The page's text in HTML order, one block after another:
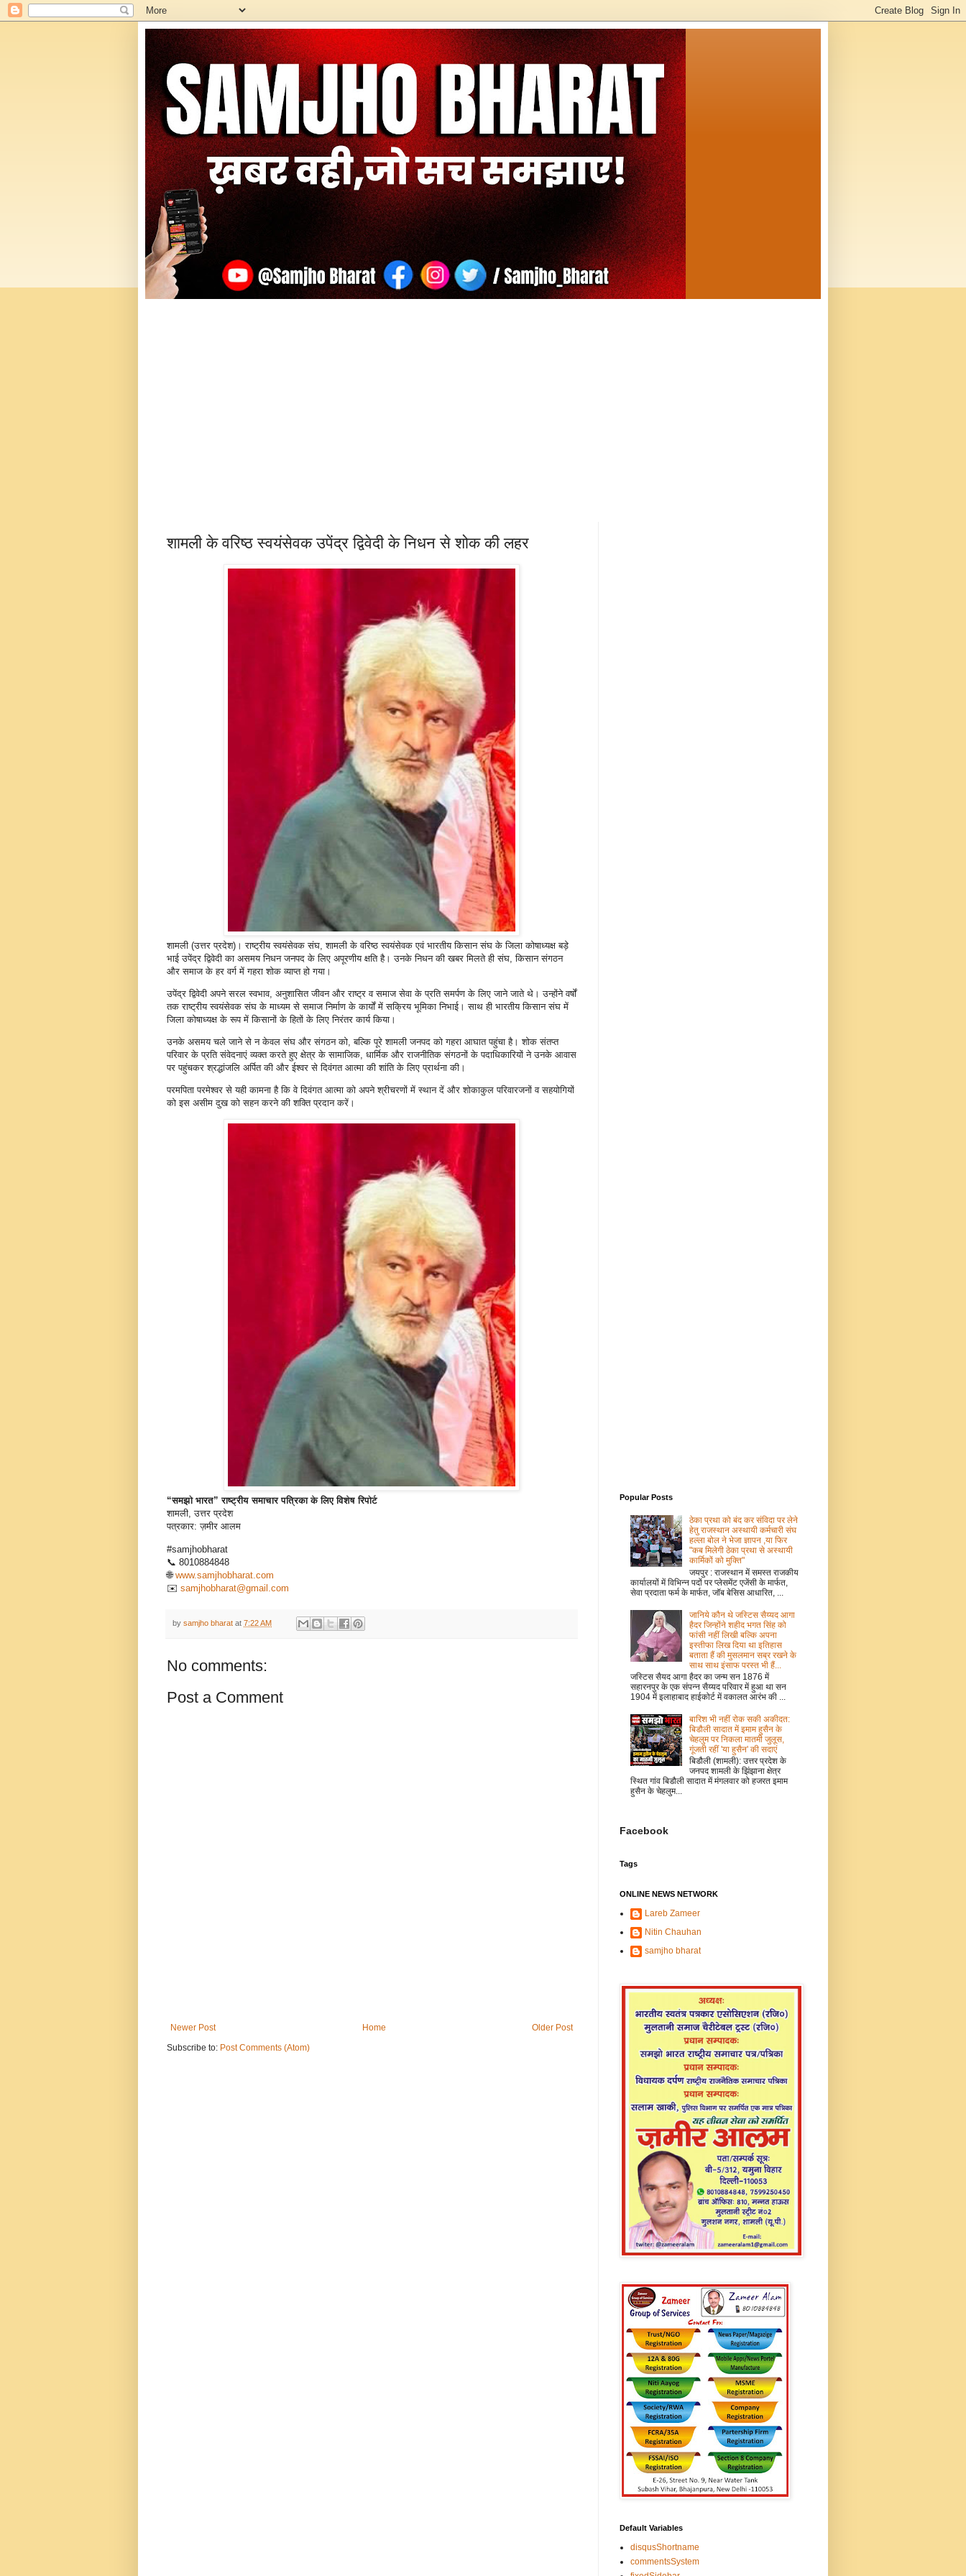
शामली के वरिष्ठ स्वयंसेवक उपेंद्र द्विवेदी के निधन से शोक की लहर
शामली (उत्तर प्रदेश)। राष्ट्रीय स्वयंसेवक संघ, शामली के वरिष्ठ स्वयंसेवक एवं भारतीय किसान संघ के जिला कोषाध्यक्ष बड़े
भाई उपेंद्र द्विवेदी का असमय निधन जनपद के लिए अपूरणीय क्षति है। उनके निधन की खबर मिलते ही संघ, किसान संगठन
और समाज के हर वर्ग में गहरा शोक व्याप्त हो गया।
उपेंद्र द्विवेदी अपने सरल स्वभाव, अनुशासित जीवन और राष्ट्र व समाज सेवा के प्रति समर्पण के लिए जाने जाते थे। उन्होंने वर्षों
तक राष्ट्रीय स्वयंसेवक संघ के माध्यम से समाज निर्माण के कार्यों में सक्रिय भूमिका निभाई। साथ ही भारतीय किसान संघ में
जिला कोषाध्यक्ष के रूप में किसानों के हितों के लिए निरंतर कार्य किया।
उनके असमय चले जाने से न केवल संघ और संगठन को, बल्कि पूरे शामली जनपद को गहरा आघात पहुंचा है। शोक संतप्त
परिवार के प्रति संवेदनाएं व्यक्त करते हुए क्षेत्र के सामाजिक, धार्मिक और राजनीतिक संगठनों के पदाधिकारियों ने उनके आवास
पर पहुंचकर श्रद्धांजलि अर्पित की और ईश्वर से दिवंगत आत्मा की शांति के लिए प्रार्थना की।
परमपिता परमेश्वर से यही कामना है कि वे दिवंगत आत्मा को अपने श्रीचरणों में स्थान दें और शोकाकुल परिवारजनों व सहयोगियों
को इस असीम दुख को सहन करने की शक्ति प्रदान करें।
“समझो भारत” राष्ट्रीय समाचार पत्रिका के लिए विशेष रिपोर्ट
शामली, उत्तर प्रदेश
पत्रकार: ज़मीर आलम
#samjhobharat
📞 8010884848
🌐www.samjhobharat.com
✉️ samjhobharat@gmail.com
by samjho bharat at 7:22 AM
No comments:
Post a Comment
Newer Post Older Post
Home
Subscribe to: Post Comments (Atom)
Popular Posts
ठेका प्रथा को बंद कर संविदा पर लेने
हेतु राजस्थान अस्थायी कर्मचारी संघ
हल्ला बोल ने भेजा ज्ञापन ,या फिर
"कब मिलेगी ठेका प्रथा से अस्थायी
कार्मिकों को मुक्ति"
जयपुर : राजस्थान में समस्त राजकीय
कार्यालयों में विभिन्न पदों पर प्लेसमेंट एजेंसी के मार्फत,
सेवा प्रदाता फर्म के मार्फत, जॉब बेसिस आधारित, ...
जानिये कौन थे जस्टिस सैय्यद आगा
हैदर जिन्होंने शहीद भगत सिंह को
फांसी नहीं लिखी बल्कि अपना
इस्तीफा लिख दिया था इतिहास
बताता हैं की मुसलमान सब्र रखने के
साथ साथ इंसाफ परस्त भी हैं...
जस्टिस सैयद आगा हैदर का जन्म सन 1876 में
सहारनपुर के एक संपन्न सैय्यद परिवार में हुआ था सन
1904 में इलाहाबाद हाईकोर्ट में वकालत आरंभ की ...
बारिश भी नहीं रोक सकी अकीदत:
बिडौली सादात में इमाम हुसैन के
चेहलुम पर निकला मातमी जुलूस,
गूंजती रहीं 'या हुसैन' की सदाएं
बिडौली (शामली): उत्तर प्रदेश के
जनपद शामली के झिंझाना क्षेत्र
स्थित गांव बिडौली सादात में मंगलवार को हजरत इमाम
हुसैन के चेहलुम...
Facebook
Tags
ONLINE NEWS NETWORK
Lareb Zameer
Nitin Chauhan
samjho bharat
Default Variables
disqusShortname
commentsSystem